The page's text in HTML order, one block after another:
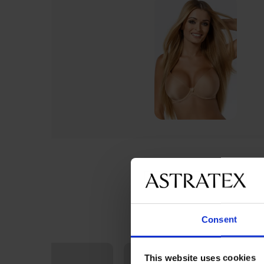
Consent
This website uses cookies